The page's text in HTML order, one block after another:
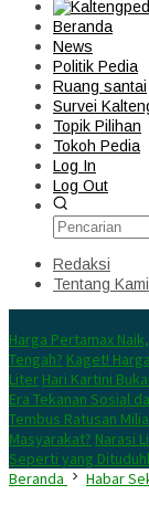
Beranda
News
Politik Pedia
Ruang santai
Survei
Topik Pilihan
Tokoh Pedia
Log In
Log Out
Redaksi
Tentang Kami
Harga Pertamax
Tengah? Kaget!
Liter Hari Kartini
Era Tekanan Sosial
Tembus Ratusan
Masyarakat? Narasi
Seperti yang
Beranda
Habar